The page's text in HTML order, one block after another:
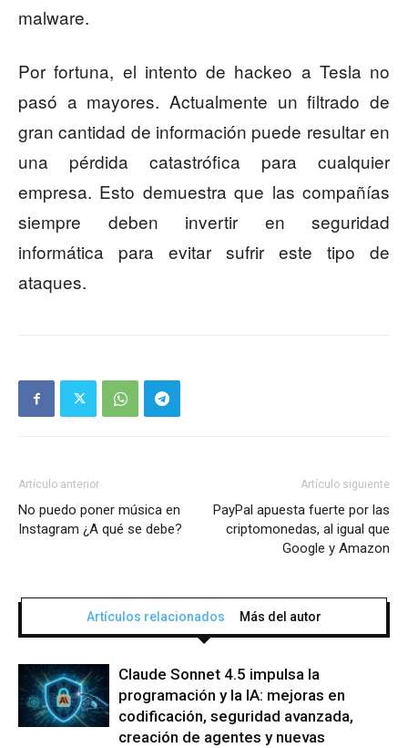
malware.
Por fortuna, el intento de hackeo a Tesla no
pasó a mayores. Actualmente un filtrado de
gran cantidad de información puede resultar en
una pérdida catastrófica para cualquier
empresa. Esto demuestra que las compañías
siempre deben invertir en seguridad
informática para evitar sufrir este tipo de
ataques.
Artículo anterior
No puedo poner música en
Instagram ¿A qué se debe?
Artículo siguiente
PayPal apuesta fuerte por las
criptomonedas, al igual que
Google y Amazon
Artículos relacionados Más del autor
Claude Sonnet 4.5 impulsa la
programación y la IA: mejoras en
codificación, seguridad avanzada,
creación de agentes y nuevas